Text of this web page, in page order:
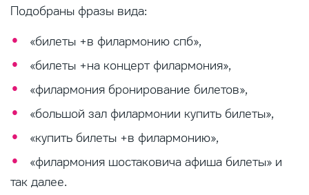
Подобраны фразы вида:
«билеты +в филармонию спб»,
«билеты +на концерт филармония»,
«филармония бронирование билетов»,
«большой зал филармонии купить билеты»,
«купить билеты +в филармонию»,
«филармония шостаковича афиша билеты» и
так далее.